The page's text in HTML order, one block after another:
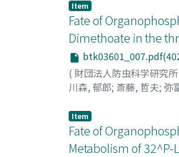
Item
Fate of
Dimethoate in the
( 財団法人防虫科学研究所
川森, 郁郎; 斎藤, 哲夫; 弥
Item
Fate of
Metabolism of